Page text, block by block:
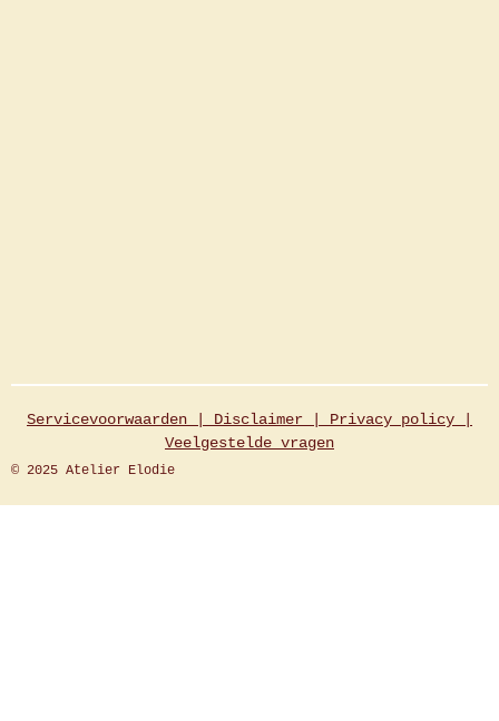
Servicevoorwaarden | Disclaimer Privacy policy
Veelgestelde vragen
© 2025 Atelier Elodie